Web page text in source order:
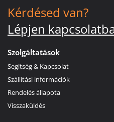
Kérdésed van?
Lépjen
Szolgáltatások
Segítség & Kapcsolat
Szállítási információk
Rendelés állapota
Visszaküldés